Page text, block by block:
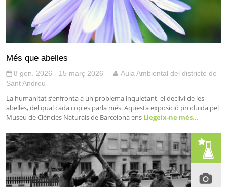
Més que abelles
8 gen. 2026 - 15 març 2026
Aula Ambiental del districte de
Sant Andreu
La humanitat s’enfronta a un problema inquietant, el declivi de les
abelles, del qual cada cop es parla més. Aquesta exposició produïda pel
Museu de Ciències Naturals de Barcelona ens Llegeix-ne més…